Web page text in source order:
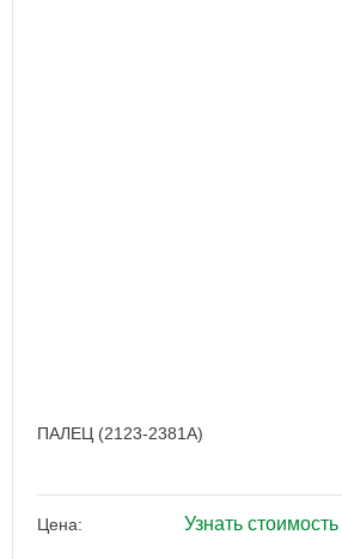
ПАЛЕЦ (2123-2381A)
Цена: Узнать стоимость